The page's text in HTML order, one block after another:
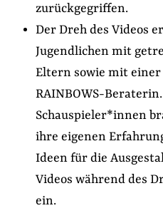
zurückgegriffen.
Der Dreh des Videos
Jugendlichen mit
Eltern sowie mit einer
RAINBOWS-
Schauspieler*innen
ihre eigenen
Ideen für die
Videos während des
ein.